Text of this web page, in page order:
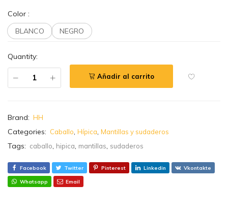
Color :
BLANCO
NEGRO
Quantity:
Añadir al carrito
Brand: HH
Categories: Caballo, Hípica, Mantillas y sudaderos
Tags: caballo, hipica, mantillas, sudaderos
Facebook Twitter Pinterest Linkedin Vkontakte
Whatsapp Email